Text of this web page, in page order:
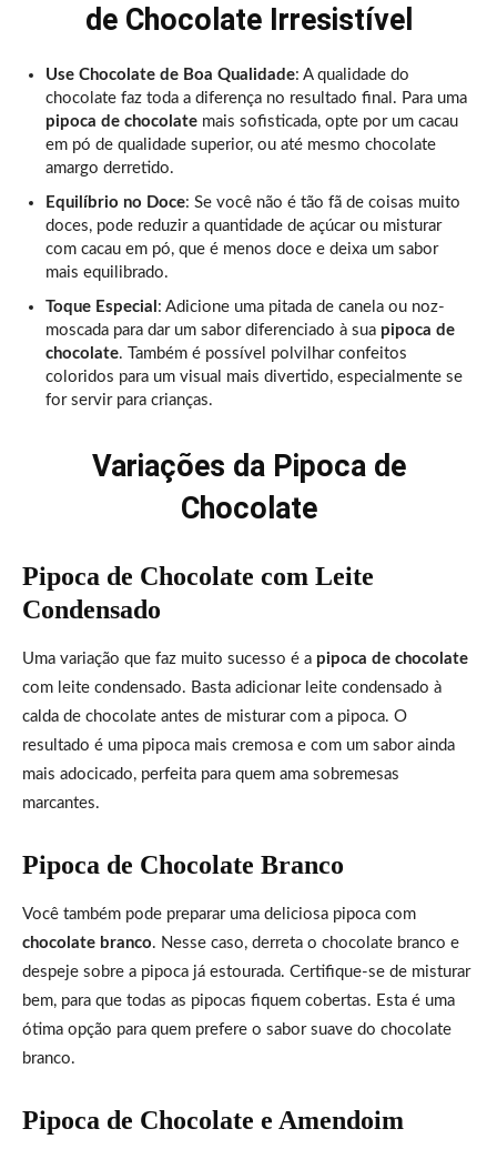
de Chocolate Irresistível
Use Chocolate de Boa Qualidade: A qualidade do
chocolate faz toda a diferença no resultado final. Para uma
pipoca de chocolate mais sofisticada, opte por um cacau
em pó de qualidade superior, ou até mesmo chocolate
amargo derretido.
Equilíbrio no Doce: Se você não é tão fã de coisas muito
doces, pode reduzir a quantidade de açúcar ou misturar
com cacau em pó, que é menos doce e deixa um sabor
mais equilibrado.
Toque Especial : Adicione uma pitada de canela ou noz-
moscada para dar um sabor diferenciado à sua pipoca de
chocolate. Também é possível polvilhar confeitos
coloridos para um visual mais divertido, especialmente se
for servir para crianças.
Variações da Pipoca de
Chocolate
Pipoca de Chocolate com Leite
Condensado
Uma variação que faz muito sucesso é a pipoca de chocolate
com leite condensado. Basta adicionar leite condensado à
calda de chocolate antes de misturar com a pipoca. O
resultado é uma pipoca mais cremosa e com um sabor ainda
mais adocicado, perfeita para quem ama sobremesas
marcantes.
Pipoca de Chocolate Branco
Você também pode preparar uma deliciosa pipoca com
chocolate branco. Nesse caso, derreta o chocolate branco e
despeje sobre a pipoca já estourada. Certifique-se de misturar
bem, para que todas as pipocas fiquem cobertas. Esta é uma
ótima opção para quem prefere o sabor suave do chocolate
branco.
Pipoca de Chocolate e Amendoim